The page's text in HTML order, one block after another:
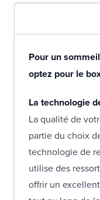
Pour un
optez pour le
La technologie
La qualité de
partie du choix
technologie de
utilise des
offrir un